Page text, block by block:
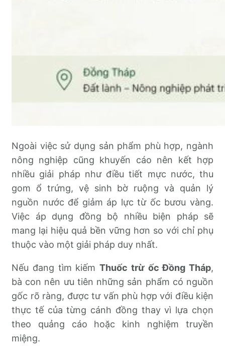
Ngoài việc sử dụng sản phẩm phù hợp, ngành
nông nghiệp cũng khuyến cáo nên kết hợp
nhiều giải pháp như điều tiết mực nước, thu
gom ổ trứng, vệ sinh bờ ruộng và quản lý
nguồn nước để giảm áp lực từ ốc bươu vàng.
Việc áp dụng đồng bộ nhiều biện pháp sẽ
mang lại hiệu quả bền vững hơn so với chỉ phụ
thuộc vào một giải pháp duy nhất.
Nếu đang tìm kiếm Thuốc trừ ốc Đồng Tháp,
bà con nên ưu tiên những sản phẩm có nguồn
gốc rõ ràng, được tư vấn phù hợp với điều kiện
thực tế của từng cánh đồng thay vì lựa chọn
theo quảng cáo hoặc kinh nghiệm truyền
miệng.